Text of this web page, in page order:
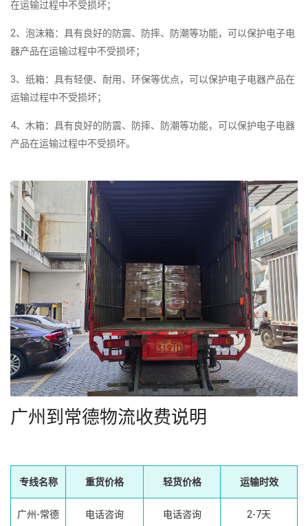
在运输过程中不受损坏；
2、泡沫箱：具有良好的防震、防摔、防潮等功能，可以保护电子电
器产品在运输过程中不受损坏；
3、纸箱：具有轻便、耐用、环保等优点，可以保护电子电器产品在
运输过程中不受损坏；
4、木箱：具有良好的防震、防摔、防潮等功能，可以保护电子电器
产品在运输过程中不受损坏。
广州到常德物流收费说明
专线名称 重货价格 轻货价格 运输时效
广州-常德 电话咨询 电话咨询 2-7天